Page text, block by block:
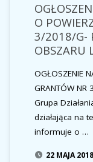
O
3/2018/G-
OBSZARU
OGŁOSZENIE
GRANTÓW
Grupa
działająca na
informuje o …
22 MAJA 2018